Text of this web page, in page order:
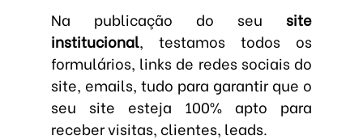
Na publicação do seusite
institucional, testamos todos os
formulários, links de redes sociais do
site, emails, tudo para garantir que o
seu site esteja 100% apto para
receber visitas, clientes, leads.